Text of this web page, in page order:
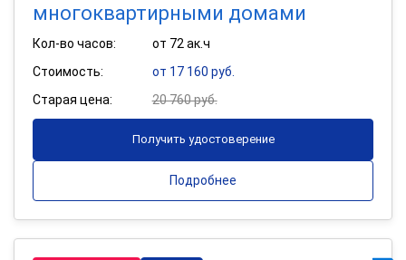
многоквартирными домами
Кол-во часов:
от 72 ак.ч
Стоимость:
от 17 160 руб.
Старая цена:
20 760 руб.
Получить удостоверение
Подробнее